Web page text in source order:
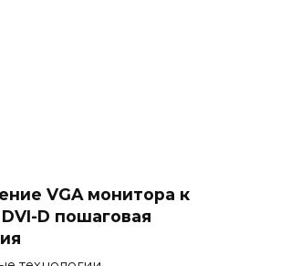
VGA монитора к
D пошаговая